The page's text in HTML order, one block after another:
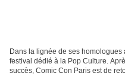
Dans la lignée de ses
festival dédié à la Pop Culture.
succès, Comic Con Paris est de